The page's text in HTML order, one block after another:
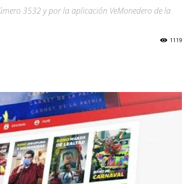
3532 y por la aplicación VeMonedero de la
1119